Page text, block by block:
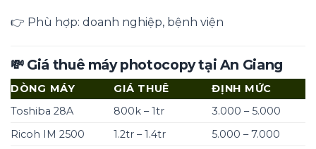
👉 Phù hợp: doanh nghiệp, bệnh viện
💸 Giá thuê máy photocopy tại An Giang
DÒNG MÁY GIÁ THUÊ
ĐỊNH MỨC
Toshiba 28A
800k – 1tr
3.000 – 5.000
Ricoh IM 2500
1.2tr – 1.4tr
5.000 – 7.000